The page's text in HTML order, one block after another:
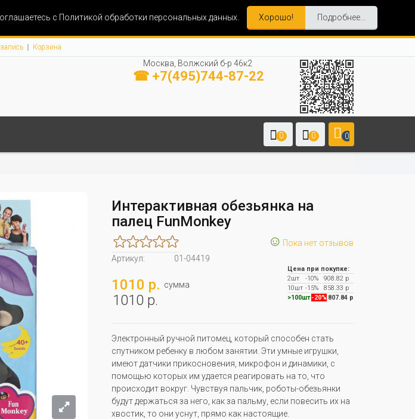
с Политикой обработки персональных данных. Хорошо! Подробнее...
Корзина
Москва, Волжский б-р 46к2
☎ +7(495)744-87-22
0 0 0
Интерактивная обезьянка на
палец FunMonkey
☺ Пока нет отзывов
Артикул:
01-04419
1010 р. сумма
1010 р.
Цена при покупке:
2шт
-10%
908.82 р
10шт -15%
858.33 р
>100шт -20% 807.84 р
Электронный ручной питомец, который способен стать
спутником ребенку в любом занятии. Эти умные игрушки,
имеют датчики прикосновения, микрофон и динамики, с
помощью которых им удается реагировать на то, что
происходит вокруг. Чувствуя пальчик, роботы-обезьянки
будут держаться за него, как за пальму, если повесить их на
хвостик, то они уснут, прямо как настоящие.